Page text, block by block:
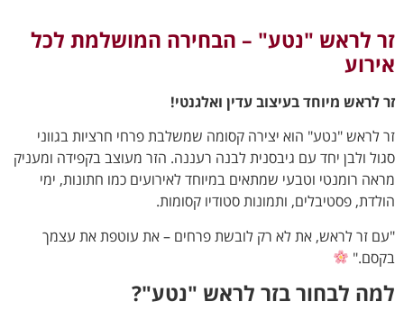
זר לראש "נטע" – הבחירה המושלמת לכל
אירוע
זר לראש מיוחד בעיצוב עדין ואלגנטי!
זר לראש "נטע" הוא יצירה קסומה שמשלבת פרחי חרציות בגווני
סגול ולבן יחד עם גיבסנית לבנה רעננה. הזר מעוצב בקפידה ומעניק
מראה רומנטי וטבעי שמתאים במיוחד לאירועים כמו חתונות, ימי
הולדת, פסטיבלים, ותמונות סטודיו קסומות.
"עם זר לראש, את לא רק לובשת פרחים – את עוטפת את עצמך
בקסם."
למה לבחור בזר לראש "נטע"?